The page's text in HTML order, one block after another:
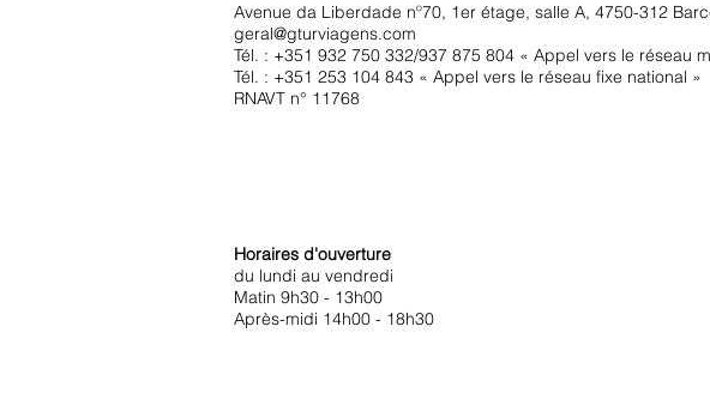
Avenue da Liberdade nº70, 1er étage, salle A, 4750-312
geral@gturviagens.com
Tél. : +351 932 750 332/937 875 804 « Appel vers le réseau
Tél. : +351 253 104 843 « Appel vers le réseau fixe national »
RNAVT n° 11768
Horaires d'ouverture
du lundi au vendredi
Matin 9h30 - 13h00
Après-midi 14h00 - 18h30